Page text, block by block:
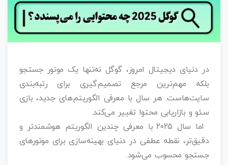
در دنیای دیجیتال امروز، گوگل نه‌تنها یک موتور جستجو
بلکه مهم‌ترین مرجع تصمیم‌گیری برای رتبه‌بندی
سایت‌هاست. هر سال با معرفی الگوریتم‌های جدید، بازی
سئو و بازاریابی محتوا تغییر می‌کند.
اما سال 2025 با معرفی چندین الگوریتم هوشمندتر و
دقیق‌تر، نقطه عطفی در دنیای بهینه‌سازی برای موتورهای
جستجو محسوب می‌شود.